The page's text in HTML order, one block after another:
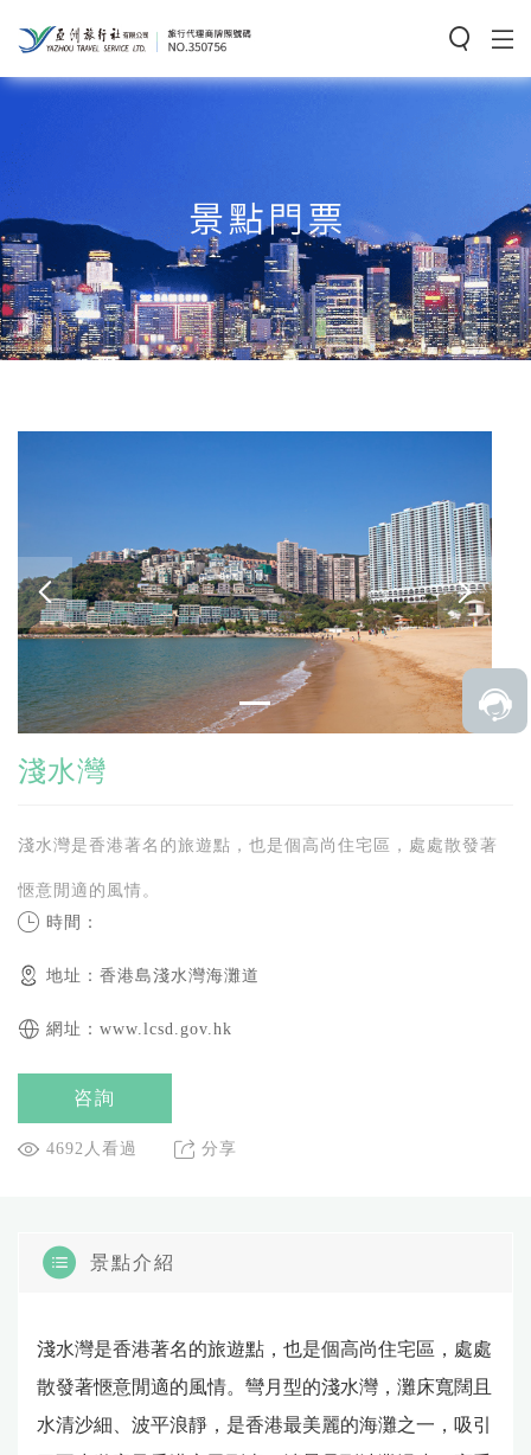
淺水灣
淺水灣是香港著名的旅遊點，也是個高尚住宅區，處處散發著
愜意閒適的風情。
時間：
地址：香港島淺水灣海灘道
網址：www.lcsd.gov.hk
咨詢
4692人看過 分享
景點介紹
淺水灣是香港著名的旅遊點，也是個高尚住宅區，處處
散發著愜意閒適的風情。彎月型的淺水灣，灘床寬闊且
水清沙細、波平浪靜，是香港最美麗的海灘之一，吸引